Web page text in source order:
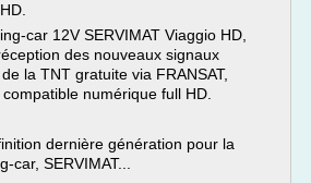
car 12V SERVIMAT Viaggio HD,
des nouveaux signaux
la TNT gratuite via FRANSAT,
numérique full HD.
dernière génération pour la
car, SERVIMAT...